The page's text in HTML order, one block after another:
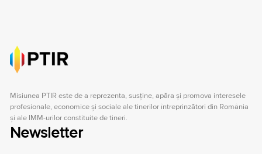
Misiunea PTIR este de a reprezenta, susţine, apăra şi promova interesele
profesionale, economice şi sociale ale tinerilor întreprinzători din România
şi ale IMM-urilor constituite de tineri.
Newsletter